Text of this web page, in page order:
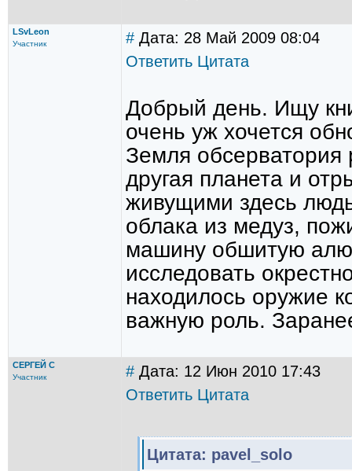
LSvLeon
Участник # Дата: 28 Май 2009 08:04
Ответить Цитата
Добрый день. Ищу
очень уж хочется
Земля обсерватория
другая планета и
живущими здесь
облака из медуз,
машину обшитую
исследовать
находилось оружие
важную роль.
СЕРГЕЙ С
Участник # Дата: 12 Июн 2010 17:43
Ответить Цитата
Цитата: pavel_solo